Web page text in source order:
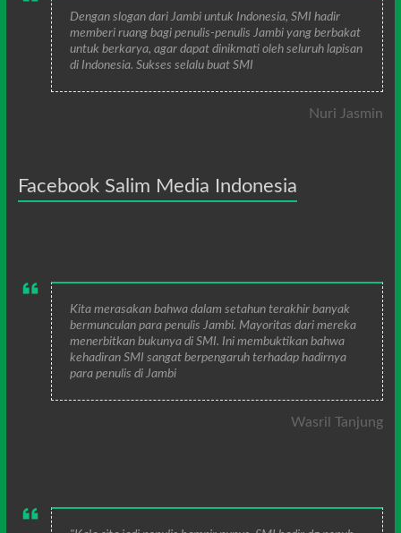
Dengan slogan dari Jambi untuk Indonesia, SMI hadir
memberi ruang bagi penulis-penulis Jambi yang berbakat
untuk berkarya, agar dapat dinikmati oleh seluruh lapisan
di Indonesia. Sukses selalu buat SMI
Nuri Jasmin
Facebook Salim Media Indonesia
Kita merasakan bahwa dalam setahun terakhir banyak
bermunculan para penulis Jambi. Mayoritas dari mereka
menerbitkan bukunya di SMI. Ini membuktikan bahwa
kehadiran SMI sangat berpengaruh terhadap hadirnya
para penulis di Jambi
Wasril Tanjung